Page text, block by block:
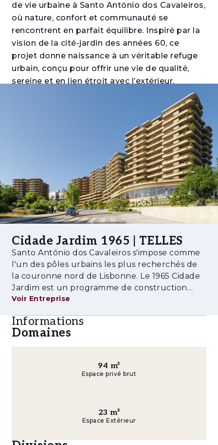
de vie urbaine à Santo António dos Cavaleiros,
où nature, confort et communauté se
rencontrent en parfait équilibre. Inspiré par la
vision de la cité-jardin des années 60, ce
projet donne naissance à un véritable refuge
urbain, conçu pour offrir une vie de qualité,
sereine et en lien étroit avec l’extérieur.
Intégré au Parc Urbain de l’Encosta, il associe
habitat, espaces verts et services, créant un
environnement dynamique et durable où le
quotidien s’écoule naturellement — entre
verdure, lumière et la commodité d’avoir tout
à proximité. Composé d’appartements de
typologies T1 à T4, le projet s’adapte à
différents styles de vie, des solutions plus
compactes aux logements familiaux spacieux.
Fort d’un engagement environnemental
durables, reflétées par la certification
BREEAM, qui évalue la performance des
bâtiments en matière d’efficacité énergétique,
d’utilisation des ressources et d’impact
environnemental.
- Parc urbain avec de vastes espaces verts
- Aire de jeux et espaces familiaux
Cidade Jardim 1965 | TELLES
Santo António dos Cavaleiros s'impose comme
l'un des pôles urbains les plus recherchés de
la couronne nord de Lisbonne. Le 1965 Cidade
Jardim est un programme de construction
neuve réalisé par AM48 qui réinterprète le
sept bâtiments organisés autour du
Voir Entreprise
Informations
Domaines
94 m²
Espace privé brut
23 m²
Espace Extérieur